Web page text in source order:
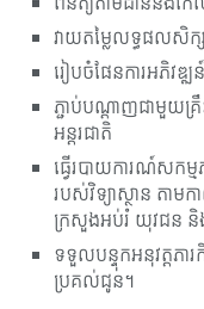
វាយតម្លៃលទ្ធផលសិ
រៀបចំផែនការអភិវឌ្ឍន៍
ភ្ជាប់បណ្តាញជាមួយគ្
អន្តរជាតិ
ធ្វើរបាយការណ៍សកម្ម
របស់វិទ្យាស្ថាន តាម
ក្រសួងអប់រំ យុវជន
ទទួលបន្ទុកអនុវត្តភារ
ប្រគល់ជូន។